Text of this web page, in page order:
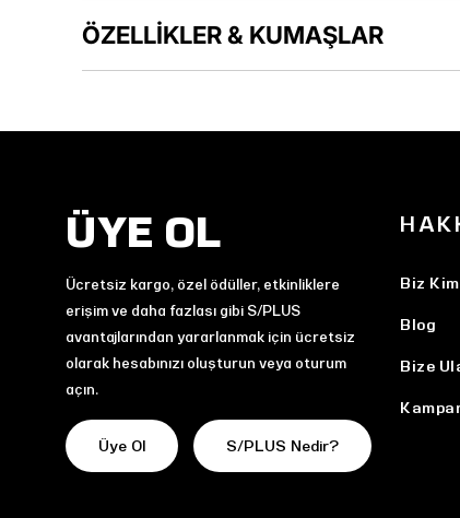
ÖZELLİKLER & KUMAŞLAR
ÜYE OL
Ücretsiz kargo, özel ödüller, etkinliklere
erişim ve daha fazlası gibi S/PLUS
avantajlarından yararlanmak için ücretsiz
olarak hesabınızı oluşturun veya oturum
açın.
Üye Ol S/PLUS Nedir?
Biz
Blog
Bize